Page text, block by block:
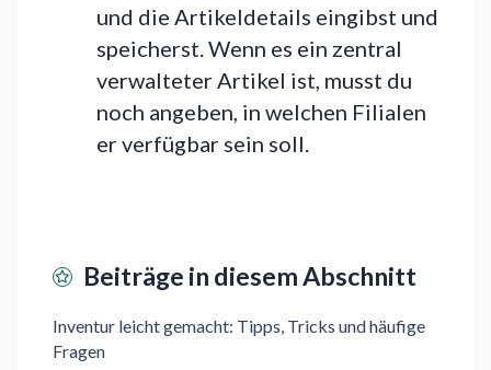
und die Artikeldetails eingibst und
speicherst. Wenn es ein zentral
verwalteter Artikel ist, musst du
noch angeben, in welchen Filialen
er verfügbar sein soll.
Beiträge in diesem Abschnitt
Inventur leicht gemacht: Tipps, Tricks und häufige
Fragen